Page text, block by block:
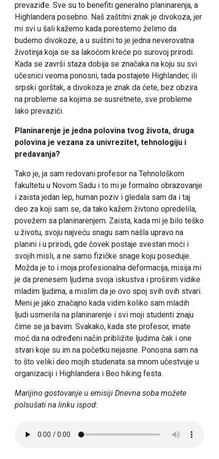
prevaziđe. Sve su to benefiti generalno planinarenja, a
Highlandera posebno. Naš zaštitni znak je divokoza, jer
mi svi u šali kažemo kada porestemo želimo da
budemo divokoze, a u suštini to je jedna neverovatna
životinja koja se sa lakoćom kreće po surovoj prirodi.
Kada se završi staza dobija se značaka na koju su svi
učesnici veoma ponosni, tada postajete Highlander, ili
srpski gorštak, a divokoza je znak da ćete, bez obzira
na probleme sa kojima se susretnete, sve probleme
lako prevazići.
Planinarenje je jedna polovina tvog života, druga
polovina je vezana za univrezitet, tehnologiju i
predavanja?
Tako je, ja sam redovani profesor na Tehnološkom
fakultetu u Novom Sadu i to mi je formalno obrazovanje
i zaista jedan lep, human poziv i gledala sam da i taj
deo za koji sam se, da tako kažem živtono opredelila,
povežem sa planinarenjem. Zaista, kada mi je bilo teško
u životu, svoju najveću snagu sam našla upravo na
planini i u prirodi, gde čovek postaje svestan moći i
svojih misli, a ne samo fizičke snage koju poseduje.
Možda je to i moja profesionalna deformacija, misija mi
je da prenesem ljudima svoja iskustva i proširim vidike
mladim ljudima, a mislim da je ovo spoj svih ovih stvari.
Meni je jako značajno kada vidim koliko sam mladih
ljudi usmerila na planinarenje i svi moji studenti znaju
čime se ja bavim. Svakako, kada ste profesor, imate
moć da na određeni način približite ljudima čak i one
stvari koje su im na početku nejasne. Ponosna sam na
to što veliki deo mojih studenata sa mnom učestvuje u
organizaciji i Highlandera i Beo hiking festa.
Marijino gostovanje u emisiji Dnevna soba možete
polsušati na linku ispod: